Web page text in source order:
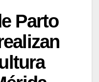
Parto